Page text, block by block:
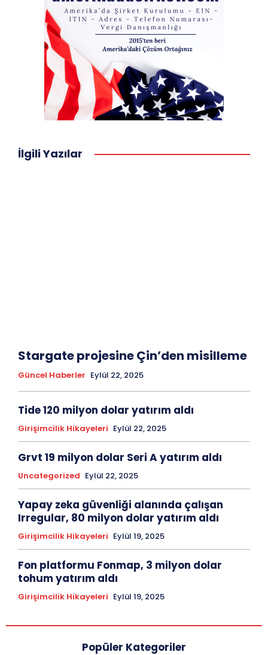
İlgili Yazılar
Stargate projesine Çin’den misilleme
Güncel Haberler Eylül 22, 2025
Tide 120 milyon dolar yatırım aldı
Girişimcilik Hikayeleri Eylül 22, 2025
Grvt 19 milyon dolar Seri A yatırım aldı
Uncategorized Eylül 22, 2025
Yapay zeka güvenliği alanında çalışan
Irregular, 80 milyon dolar yatırım aldı
Girişimcilik Hikayeleri Eylül 19, 2025
Fon platformu Fonmap, 3 milyon dolar
tohum yatırım aldı
Girişimcilik Hikayeleri Eylül 19, 2025
Popüler Kategoriler